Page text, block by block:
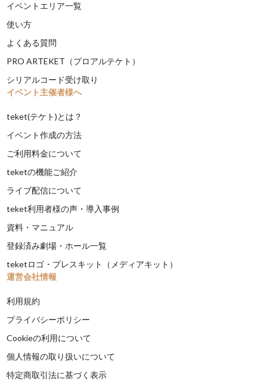
イベントエリア一覧
使い方
よくある質問
PRO ARTEKET（プロアルテケト）
シリアルコード受け取り
イベント主催者様へ
teket(テケト)とは？
イベント作成の方法
ご利用料金について
teketの機能ご紹介
ライブ配信について
teket利用者様の声・導入事例
資料・マニュアル
登録済み劇場・ホール一覧
teketロゴ・プレスキット（メディアキット）
運営会社情報
利用規約
プライバシーポリシー
Cookieの利用について
個人情報の取り扱いについて
特定商取引法に基づく表示